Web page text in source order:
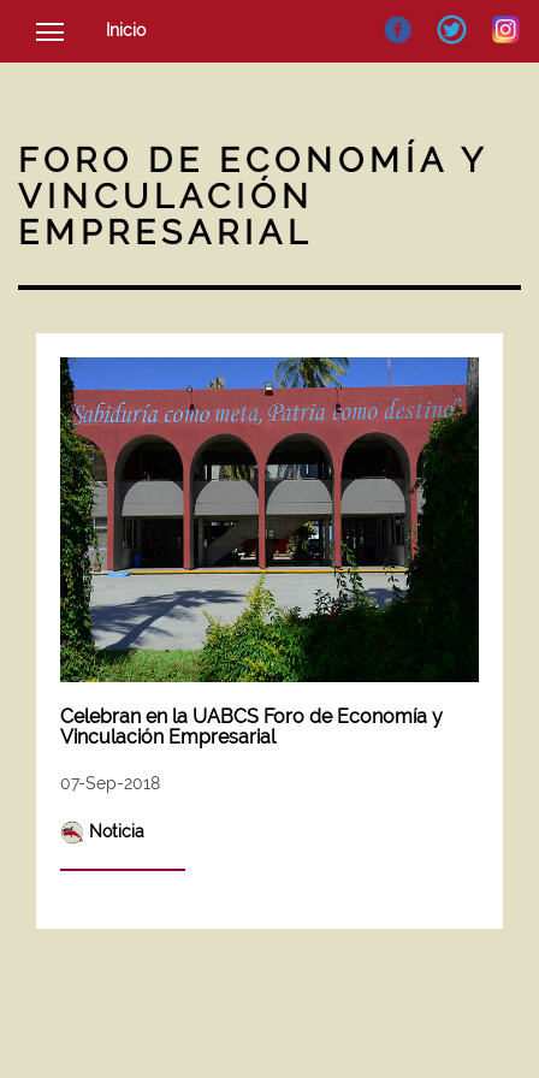
Inicio
SOCIEDAD
NOTICIAS
FORO DE ECONOMÍA Y
VINCULACIÓN
EMPRESARIAL
Celebran en la UABCS Foro de Economía y
Vinculación Empresarial
07-Sep-2018
Noticia